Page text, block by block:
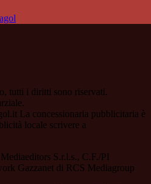
tutti i diritti sono riservati.
La concessionaria pubblicitaria è
locale scrivere a
S.r.l.s., C.F./PI
Gazzanet di RCS Mediagroup